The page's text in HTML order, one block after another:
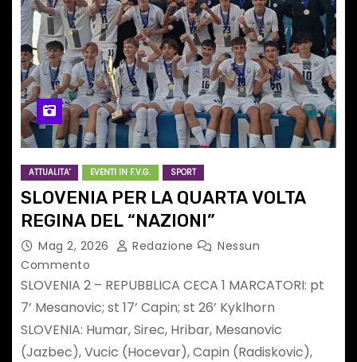
ATTUALITA' EVENTI IN F.V.G. SPORT
SLOVENIA PER LA QUARTA VOLTA
REGINA DEL “NAZIONI”
Mag 2, 2026 Redazione
Nessun
Commento
SLOVENIA 2 – REPUBBLICA CECA 1 MARCATORI: pt
7’ Mesanovic; st 17’ Capin; st 26’ Kyklhorn
SLOVENIA: Humar, Sirec, Hribar, Mesanovic
(Jazbec), Vucic (Hocevar), Capin (Radiskovic),